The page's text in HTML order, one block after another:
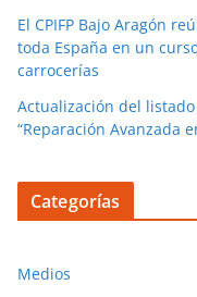
El CPIFP Bajo Aragón
toda España en un
carrocerías
Actualización del
“Reparación Avanzada
Categorías
Medios